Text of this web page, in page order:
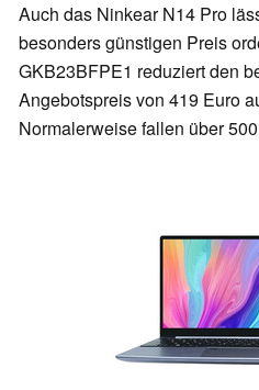
Auch das Ninkear N14 Pro
besonders günstigen Preis
GKB23BFPE1 reduziert den
Angebotspreis von 419 Euro
Normalerweise fallen über